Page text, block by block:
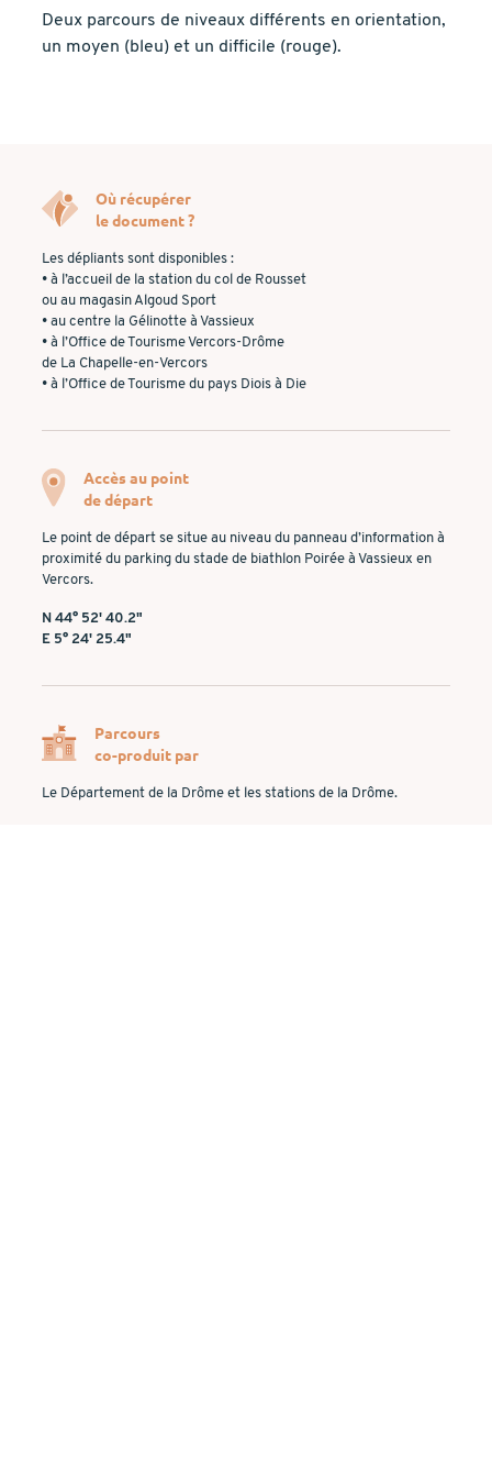
Deux parcours de niveaux différents en orientation,
un moyen (bleu) et un difficile (rouge).
Où récupérer
le document ?
Les dépliants sont disponibles :
• à l’accueil de la station du col de Rousset
ou au magasin Algoud Sport
• au centre la Gélinotte à Vassieux
• à l’Office de Tourisme Vercors-Drôme
de La Chapelle-en-Vercors
• à l’Office de Tourisme du pays Diois à Die
Accès au point
de départ
Le point de départ se situe au niveau du panneau d’information à
proximité du parking du stade de biathlon Poirée à Vassieux en
Vercors.
N 44° 52' 40.2"
E 5° 24' 25.4"
Parcours
co-produit par
Le Département de la Drôme et les stations de la Drôme.